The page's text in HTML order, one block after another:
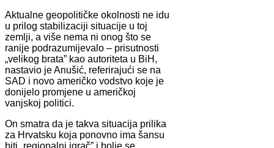
Aktualne geopolitičke okolnosti ne idu
u prilog stabilizaciji situacije u toj
zemlji, a više nema ni onog što se
ranije podrazumijevalo – prisutnosti
„velikog brata” kao autoriteta u BiH,
nastavio je Anušić, referirajući se na
SAD i novo američko vodstvo koje je
donijelo promjene u američkoj
vanjskoj politici.
On smatra da je takva situacija prilika
za Hrvatsku koja ponovno ima šansu
biti „regionalni igrač” i bolje se